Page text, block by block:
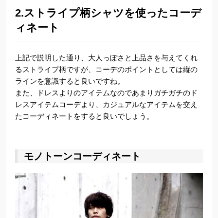
2.ストライプ柄シャツを使ったコーデ
ィネート
上記で説明した通り、大人っぽさと上品さを与えてくれ
るストライプ柄ですが、コーデのポイントとしては縦の
ラインを意識すると良いですね。
また、ドレスよりのアイテムなのであまりガチガチのド
レスアイテムコーデより、カジュアルなアイテムを交え
たコーディネートをすると良いでしょう。
モノトーンコーディネート